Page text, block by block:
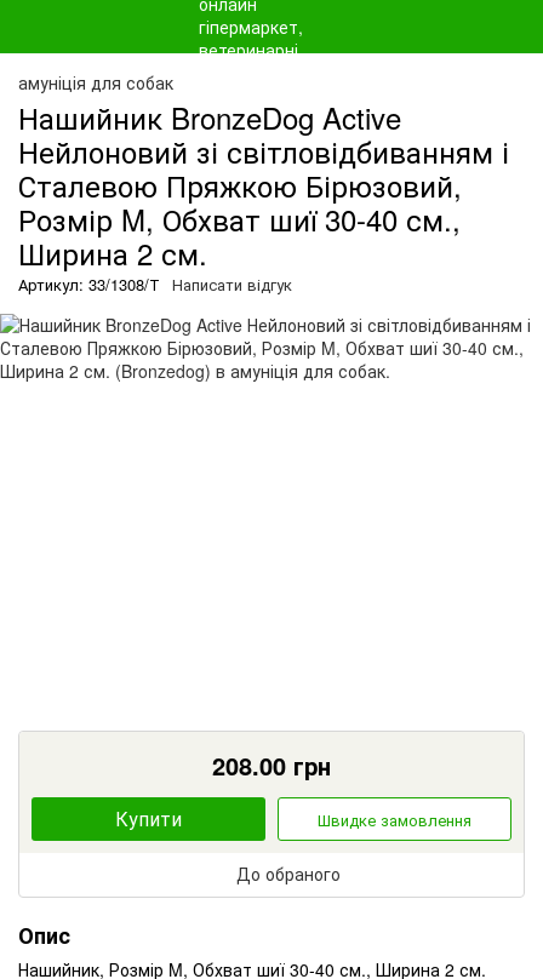
амуніція для собак
Нашийник BronzeDog Active
Нейлоновий зі світловідбиванням і
Сталевою Пряжкою Бірюзовий,
Розмір M, Обхват шиї 30-40 см.,
Ширина 2 см.
Артикул: 33/1308/Т Написати відгук
208.00 грн
Купити Швидке замовлення
До обраного
Опис
Нашийник, Розмір M, Обхват шиї 30-40 см., Ширина 2 см.